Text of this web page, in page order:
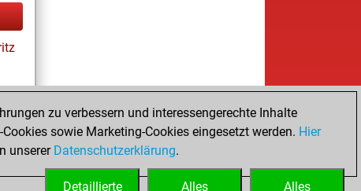
zu verbessern und interessengerechte Inhalte
sowie Marketing-Cookies eingesetzt werden. Hier
unserer Datenschutzerklärung.
Alles
Alles
Detaillierte